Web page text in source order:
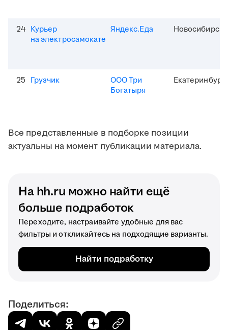
24 Курьер
на электросамокате
Яндекс.Еда Новосибирск
25 Грузчик
ООО Три
Богатыря
Екатеринбург
Все представленные в подборке позиции
актуальны на момент публикации материала.
На hh.ru можно найти ещё
больше подработок
Переходите, настраивайте удобные для вас
фильтры и откликайтесь на подходящие варианты.
Найти подработку
Поделиться: